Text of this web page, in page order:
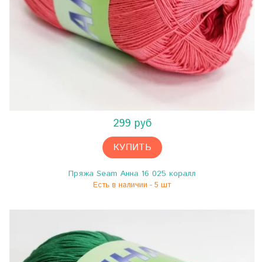
299 руб
КУПИТЬ
Пряжа Seam Анна 16 025 коралл
Есть в наличии - 5 шт